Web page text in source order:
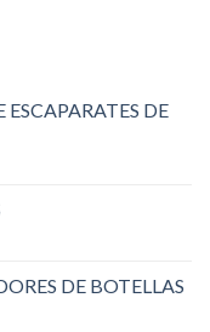
DE
DE BOTELLAS